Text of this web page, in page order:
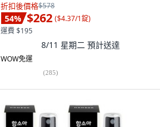
折扣後價格$578
54% $262 ($4.37/1錠)
運費 $195
8/11 星期二 預計送達
WOW免運
(285)